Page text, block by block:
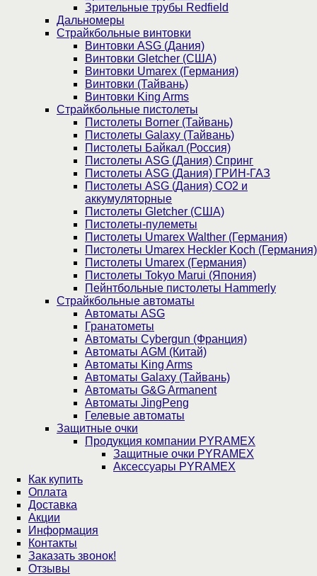
Зрительные трубы Redfield
Дальномеры
Страйкбольные винтовки
Винтовки ASG (Дания)
Винтовки Gletcher (США)
Винтовки Umarex (Германия)
Винтовки (Тайвань)
Винтовки King Arms
Страйкбольные пистолеты
Пистолеты Borner (Тайвань)
Пистолеты Galaxy (Тайвань)
Пистолеты Байкал (Россия)
Пистолеты ASG (Дания) Спринг
Пистолеты ASG (Дания) ГРИН-ГАЗ
Пистолеты ASG (Дания) CO2 и
аккумуляторные
Пистолеты Gletcher (США)
Пистолеты-пулеметы
Пистолеты Umarex Walther (Германия)
Пистолеты Umarex Heckler Koch (Германия)
Пистолеты Umarex (Германия)
Пистолеты Tokyo Marui (Япония)
Пейнтбольные пистолеты Hammerly
Страйкбольные автоматы
Автоматы ASG
Гранатометы
Автоматы Cybergun (Франция)
Автоматы AGM (Китай)
Автоматы King Arms
Автоматы Galaxy (Тайвань)
Автоматы G&G Armanent
Автоматы JingPeng
Гелевые автоматы
Защитные очки
Продукция компании PYRAMEX
Защитные очки PYRAMEX
Аксессуары PYRAMEX
Как купить
Оплата
Доставка
Акции
Информация
Контакты
Заказать звонок!
Отзывы